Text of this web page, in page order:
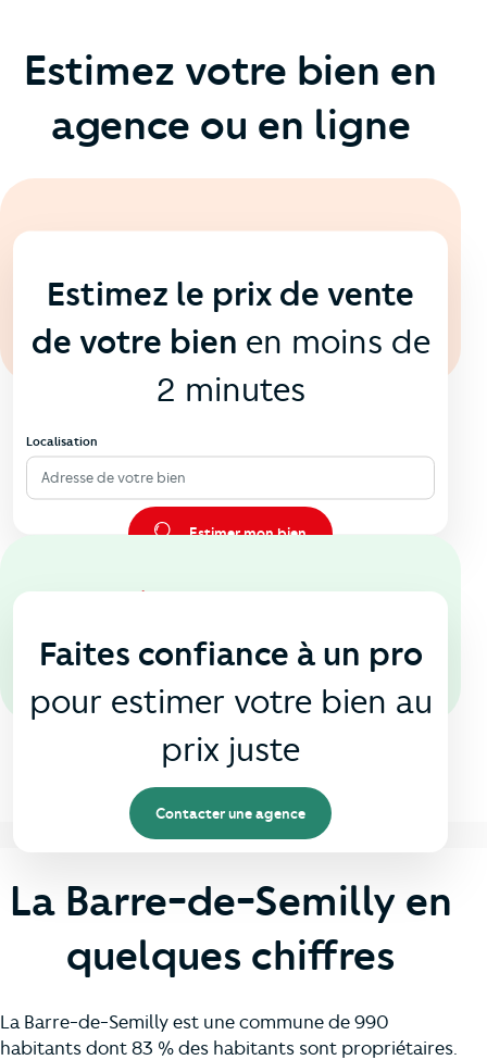
Estimez votre bien en
agence ou en ligne
Estimez le prix de vente
de votre bien en moins de
2 minutes
Localisation
Adresse de votre bien
Estimer mon bien
En agence
Faites confiance à un pro
pour estimer votre bien au
prix juste
Contacter une agence
La Barre-de-Semilly en
quelques chiffres
La Barre-de-Semilly est une commune de 990
habitants dont 83 % des habitants sont propriétaires.